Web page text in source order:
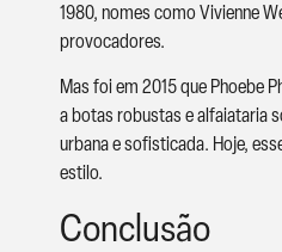
1980, nomes como Vivienne
provocadores.
Mas foi em 2015 que Phoebe
a botas robustas e alfaiataria
urbana e sofisticada. Hoje,
estilo.
Conclusão